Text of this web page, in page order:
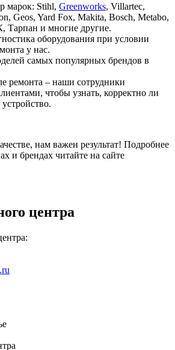
марок: Stihl, Greenworks, Villartec,
Geos, Yard Fox, Makita, Bosch, Metabo,
Тарпан и многие другие.
оборудования при условии
у нас.
самых популярных брендов в
ремонта – наши сотрудники
чтобы узнать, корректно ли
нам важен результат! Подробнее
и брендах читайте на сайте
центра